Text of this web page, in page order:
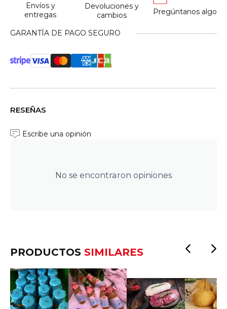
Envíos y
entregas
Devoluciones y
cambios
Pregúntanos algo
GARANTÍA DE PAGO SEGURO
RESEÑAS
No se encontraron opiniones
Escribe una opinión
PRODUCTOS SIMILARES